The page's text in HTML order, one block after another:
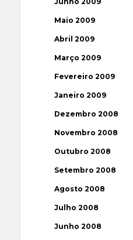
Maio 2009
Abril 2009
Março 2009
Fevereiro 2009
Janeiro 2009
Dezembro 2008
Novembro 2008
Outubro 2008
Setembro 2008
Agosto 2008
Julho 2008
Junho 2008